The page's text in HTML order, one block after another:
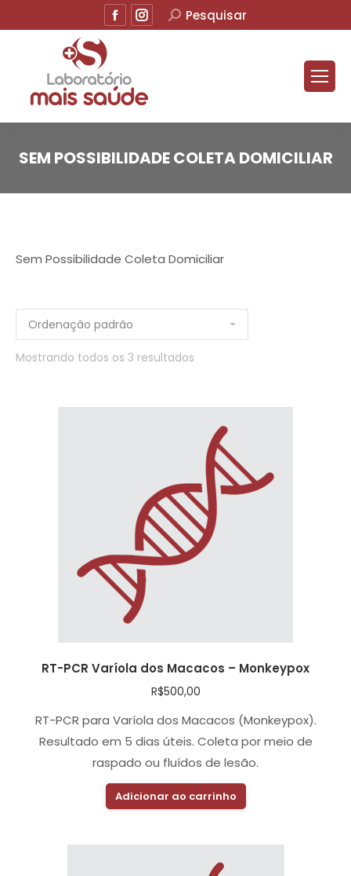
FacebookInstagramBuscar
Pesquisar
SEM POSSIBILIDADE COLETA DOMICILIAR
Sem Possibilidade Coleta Domiciliar
Mostrando todos os 3 resultados
RT-PCR Varíola dos Macacos – Monkeypox
R$500,00
RT-PCR para Varíola dos Macacos (Monkeypox).
Resultado em 5 dias úteis. Coleta por meio de
raspado ou fluídos de lesão.
Adicionar ao carrinho